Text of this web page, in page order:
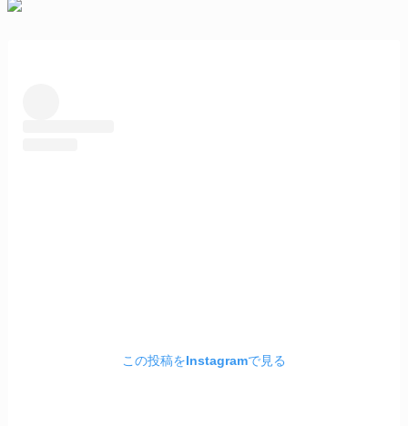
この投稿をInstagramで見る